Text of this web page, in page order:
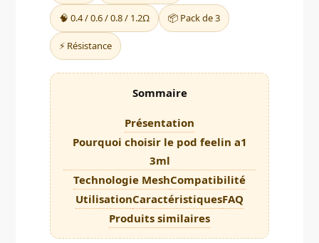
🧠 0.4 / 0.6 / 0.8 / 1.2Ω 📦 Pack de 3
⚡ Résistance
Sommaire
Présentation
Pourquoi choisir le pod feelin a1
3ml
Technologie MeshCompatibilité
UtilisationCaractéristiquesFAQ
Produits similaires